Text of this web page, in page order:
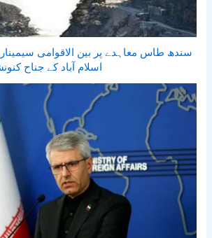
سندھ طاس معاہدے پر بین الاقوامی
اسلام آباد کے جناح